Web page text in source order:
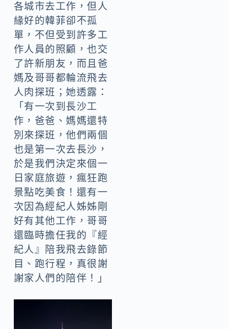
各城市去工作，但人
緣好的韓菲卻不孤
單，不但受到許多工
作人員的照顧，也交
了許新朋友，而且爸
媽及哥哥都輪流飛去
人肉探班；她透露：
「有一次到長沙工
作，爸爸、媽媽還特
別來探班，他們兩個
也是第一次去長沙，
於是我們決定來個一
日家庭旅遊，瘋狂跑
景點吃美食！還有一
次因為經紀人姊姊剛
好有其他工作，哥哥
還臨時擔任我的『經
紀人』陪我飛去錄節
目、跑行程，真很謝
謝家人們的陪伴！」